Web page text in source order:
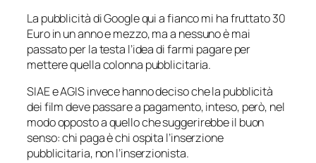
La pubblicità di Google qui a fianco mi ha fruttato 30
Euro in un anno e mezzo, ma a nessuno è mai
passato per la testa l’idea di farmi pagare per
mettere quella colonna pubblicitaria.
SIAE e AGIS invece hanno deciso che la pubblicità
dei film deve passare a pagamento, inteso, però, nel
modo opposto a quello che suggerirebbe il buon
senso: chi paga è chi ospita l’inserzione
pubblicitaria, non l’inserzionista.